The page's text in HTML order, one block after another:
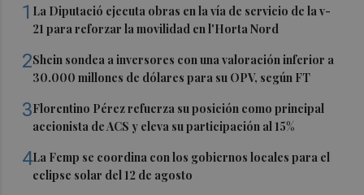
1 La Diputació ejecuta obras en la vía de servicio de la v-
21 para reforzar la movilidad en l'Horta Nord
2Shein sondea a inversores con una valoración inferior a
30.000 millones de dólares para su OPV, según FT
3Florentino Pérez refuerza su posición como principal
accionista de ACS y eleva su participación al 15%
4La Femp se coordina con los gobiernos locales para el
eclipse solar del 12 de agosto